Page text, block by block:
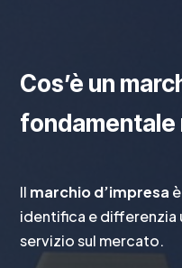
Cos’è un
fondamentale
Il marchio d’impresa
identifica e differenzia
servizio sul mercato.